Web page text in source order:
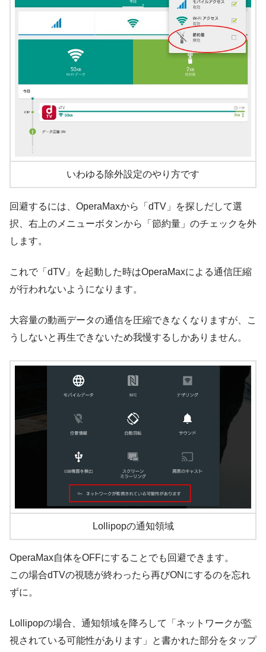
いわゆる除外設定のやり方です
回避するには、OperaMaxから「dTV」を探しだして選
択、右上のメニューボタンから「節約量」のチェックを外
します。
これで「dTV」を起動した時はOperaMaxによる通信圧縮
が行われないようになります。
大容量の動画データの通信を圧縮できなくなりますが、こ
うしないと再生できないため我慢するしかありません。
Lollipopの通知領域
OperaMax自体をOFFにすることでも回避できます。
この場合dTVの視聴が終わったら再びONにするのを忘れ
ずに。
Lollipopの場合、通知領域を降ろして「ネットワークが監
視されている可能性があります」と書かれた部分をタップ